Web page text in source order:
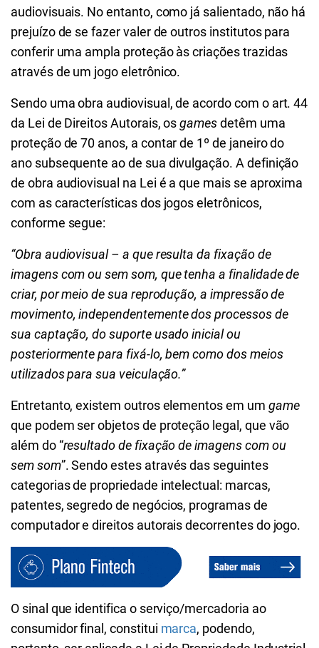
audiovisuais. No entanto, como já salientado, não há
prejuízo de se fazer valer de outros institutos para
conferir uma ampla proteção às criações trazidas
através de um jogo eletrônico.
Sendo uma obra audiovisual, de acordo com o art. 44
da Lei de Direitos Autorais, osgamesdetêm uma
proteção de 70 anos, a contar de 1º de janeiro do
ano subsequente ao de sua divulgação. A definição
de obra audiovisual na Lei é a que mais se aproxima
com as características dos jogos eletrônicos,
conforme segue:
“Obra audiovisual – a que resulta da fixação de
imagens com ou sem som, que tenha a finalidade de
criar, por meio de sua reprodução, a impressão de
movimento, independentemente dos processos de
sua captação, do suporte usado inicial ou
posteriormente para fixá-lo, bem como dos meios
utilizados para sua veiculação.”
Entretanto, existem outros elementos em um game
que podem ser objetos de proteção legal, que vão
além do “resultado de fixação de imagens com ou
sem som”. Sendo estes através das seguintes
categorias de propriedade intelectual: marcas,
patentes, segredo de negócios, programas de
computador e direitos autorais decorrentes do jogo.
O sinal que identifica o serviço/mercadoria ao
consumidor final, constitui marca, podendo,